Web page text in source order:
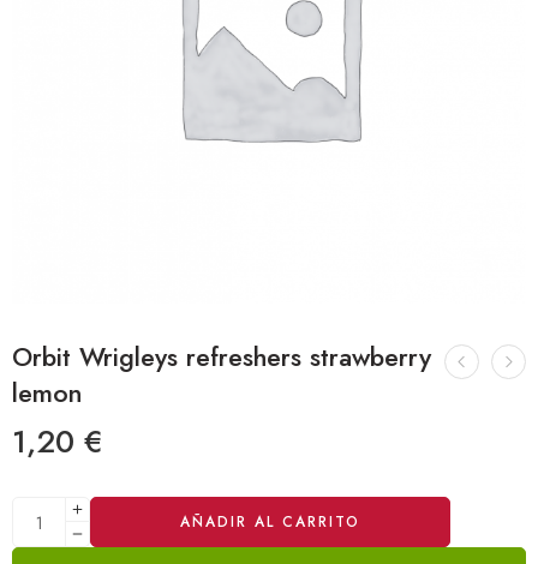
Orbit Wrigleys refreshers strawberry
lemon
1,20 €
AÑADIR AL CARRITO
Alternative: